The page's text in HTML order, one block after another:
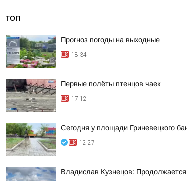
ТОП
Прогноз погоды на выходные
18:34
Первые полёты птенцов чаек
17:12
Сегодня у площади Гриневецкого
12:27
Владислав Кузнецов: